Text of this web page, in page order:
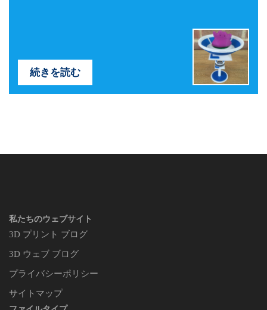
続きを読む
私たちのウェブサイト
3D プリント ブログ
3D ウェブ ブログ
プライバシーポリシー
サイトマップ